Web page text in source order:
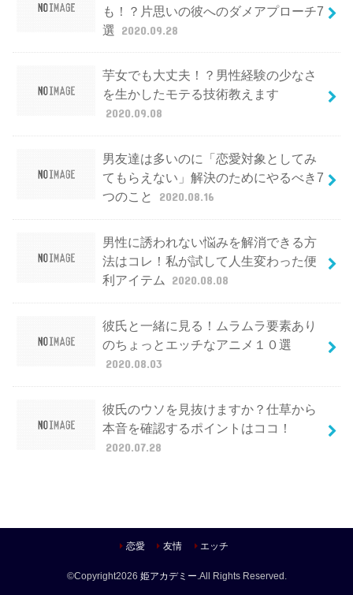
も！？片思いの彼へのダメアプローチ7
選 2020.09.28
芋女でも大丈夫！？男性経験の少なさ
を生かしたモテる技術教えます
2020.09.08
男友達は多いのに「恋愛対象としてみ
てもらえない」解決のためにやるべき7
つのこと
2020.08.16
男性に誘われない悩みを解消できる方
法はコレ！私が試して人生変わった便
利アイテム
2020.08.08
彼氏と一緒に見る！ムラムラ要素あり
のちょっとエッチなアニメ１０選
2020.08.03
彼氏のウソを見抜けますか？仕草から
本音を確認するポイントはココ！
2020.07.28
恋愛 友情 エッチ
©Copyright2026 姫アカデミー .All Rights Reserved.